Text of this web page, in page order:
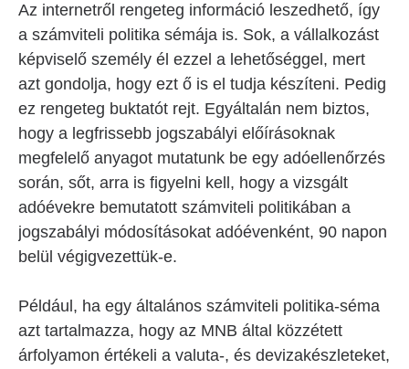
Az internetről rengeteg információ leszedhető, így
a számviteli politika sémája is. Sok, a vállalkozást
képviselő személy él ezzel a lehetőséggel, mert
azt gondolja, hogy ezt ő is el tudja készíteni. Pedig
ez rengeteg buktatót rejt. Egyáltalán nem biztos,
hogy a legfrissebb jogszabályi előírásoknak
megfelelő anyagot mutatunk be egy adóellenőrzés
során, sőt, arra is figyelni kell, hogy a vizsgált
adóévekre bemutatott számviteli politikában a
jogszabályi módosításokat adóévenként, 90 napon
belül végigvezettük-e.
Például, ha egy általános számviteli politika-séma
azt tartalmazza, hogy az MNB által közzétett
árfolyamon értékeli a valuta-, és devizakészleteket,